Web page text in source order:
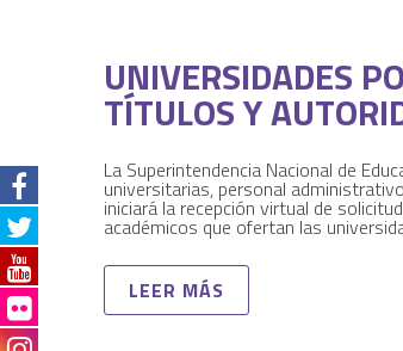
UNIVERSIDADES
TÍTULOS Y
La Superintendencia Nacional de
universitarias, personal
iniciará la recepción virtual de
académicos que ofertan las
LEER MÁS